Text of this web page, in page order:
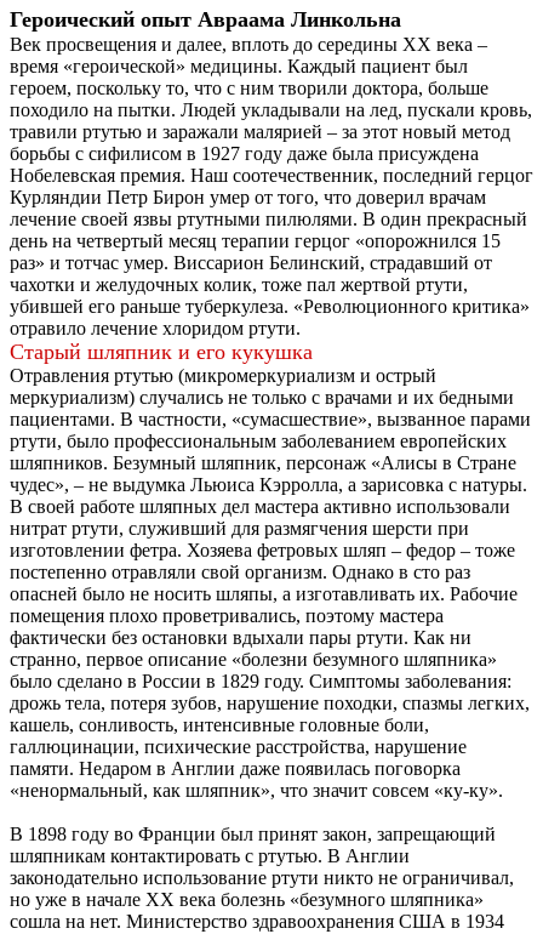
Героический опыт Авраама Линкольна
Век просвещения и далее, вплоть до середины XX века –
время «героической» медицины. Каждый пациент был
героем, поскольку то, что с ним творили доктора, больше
походило на пытки. Людей укладывали на лед, пускали кровь,
травили ртутью и заражали малярией – за этот новый метод
борьбы с сифилисом в 1927 году даже была присуждена
Нобелевская премия. Наш соотечественник, последний герцог
Курляндии Петр Бирон умер от того, что доверил врачам
лечение своей язвы ртутными пилюлями. В один прекрасный
день на четвертый месяц терапии герцог «опорожнился 15
раз» и тотчас умер. Виссарион Белинский, страдавший от
чахотки и желудочных колик, тоже пал жертвой ртути,
убившей его раньше туберкулеза. «Революционного критика»
отравило лечение хлоридом ртути.
Старый шляпник и его кукушка
Отравления ртутью (микромеркуриализм и острый
меркуриализм) случались не только с врачами и их бедными
пациентами. В частности, «сумасшествие», вызванное парами
ртути, было профессиональным заболеванием европейских
шляпников. Безумный шляпник, персонаж «Алисы в Стране
чудес», – не выдумка Льюиса Кэрролла, а зарисовка с натуры.
В своей работе шляпных дел мастера активно использовали
нитрат ртути, служивший для размягчения шерсти при
изготовлении фетра. Хозяева фетровых шляп – федор – тоже
постепенно отравляли свой организм. Однако в сто раз
опасней было не носить шляпы, а изготавливать их. Рабочие
помещения плохо проветривались, поэтому мастера
фактически без остановки вдыхали пары ртути. Как ни
странно, первое описание «болезни безумного шляпника»
было сделано в России в 1829 году. Симптомы заболевания:
дрожь тела, потеря зубов, нарушение походки, спазмы легких,
кашель, сонливость, интенсивные головные боли,
галлюцинации, психические расстройства, нарушение
памяти. Недаром в Англии даже появилась поговорка
«ненормальный, как шляпник», что значит совсем «ку-ку».
В 1898 году во Франции был принят закон, запрещающий
шляпникам контактировать с ртутью. В Англии
законодательно использование ртути никто не ограничивал,
но уже в начале ХХ века болезнь «безумного шляпника»
сошла на нет. Министерство здравоохранения США в 1934